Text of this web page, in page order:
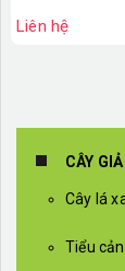
Liên hệ
CÂY
Cây lá
Tiểu